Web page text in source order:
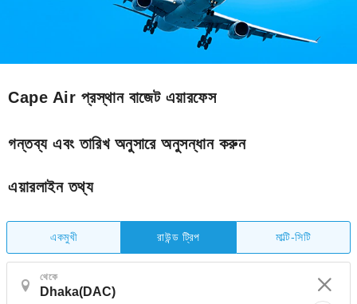
Cape Air প্রস্থান বাজেট এয়ারফেস
গন্তব্য এবং তারিখ অনুসারে অনুসন্ধান করুন
এয়ারলাইন তথ্য
একমুখী রাউন্ড ট্রিপ মাল্টি-সিটি
থেকে